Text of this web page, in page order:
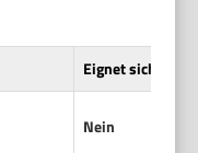
Eignet sich zum
Nein